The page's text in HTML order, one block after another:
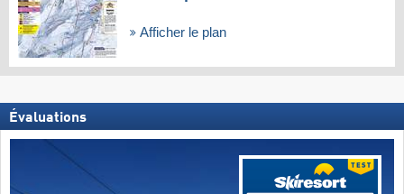
Afficher le plan
Évaluations